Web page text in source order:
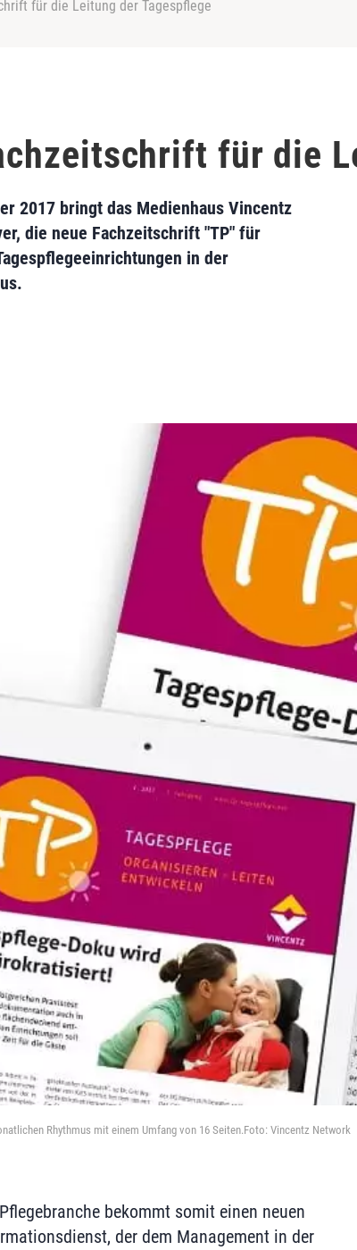
für die Leitung der Tagespflege
für die
2017 bringt das Medienhaus Vincentz
die neue Fachzeitschrift "TP" für
in der
Rhythmus mit einem Umfang von 16 Seiten.Foto: Vincentz Network
bekommt somit einen neuen
der dem Management in der